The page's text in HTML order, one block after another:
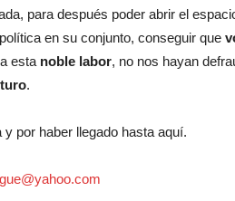
para después poder abrir el
en su conjunto, conseguir que
esta noble labor, no nos hayan
.
por haber llegado hasta aquí.